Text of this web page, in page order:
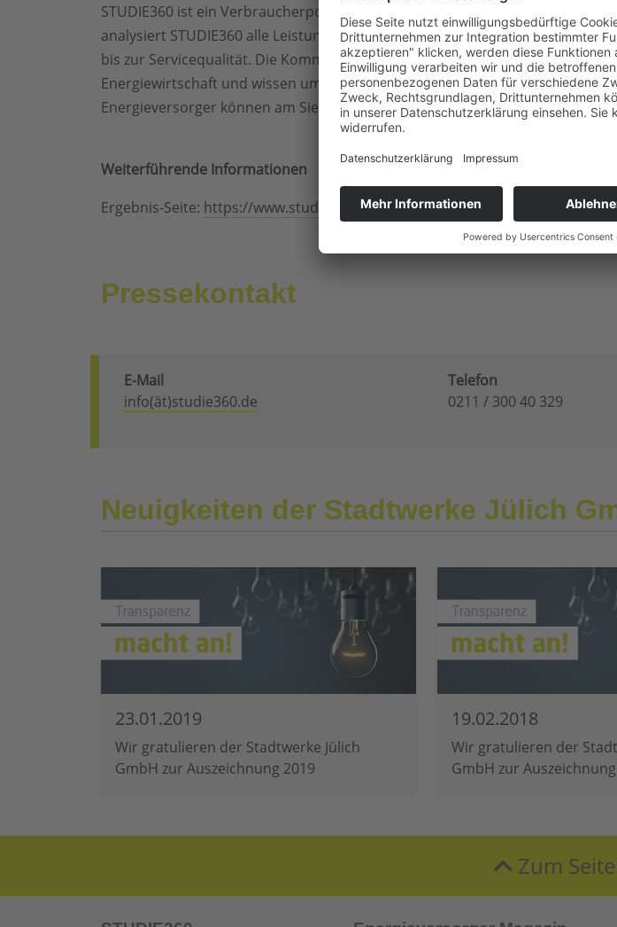
STUDIE360 ist ein Verbraucherportal, das eine unabhängige
analysiert STUDIE360 alle Leistungen, die ein Energieversorger für seine
bis zur Servicequalität. Die Kommunikationsspezialisten und Analysten der
Energiewirtschaft und wissen um deren Schwachstellen. Dieses
Energieversorger können am Siegel der STUDIE360 erkannt werden.
Weiterführende Informationen
Ergebnis-Seite: https://www.studie360.de/energieversorger/Stadtwerke-
Pressekontakt
E-Mail
info(ät)studie360.de
Telefon
0211 / 300 40 329
Neuigkeiten der Stadtwerke Jülich
23.01.2019
Wir gratulieren der Stadtwerke Jülich
GmbH zur Auszeichnung 2019
19.02.2018
Wir gratulieren der
GmbH zur
Zum